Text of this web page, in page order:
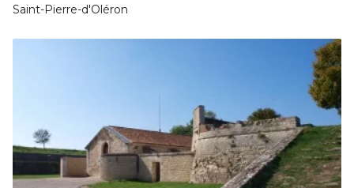
Saint-Pierre-d'Oléron